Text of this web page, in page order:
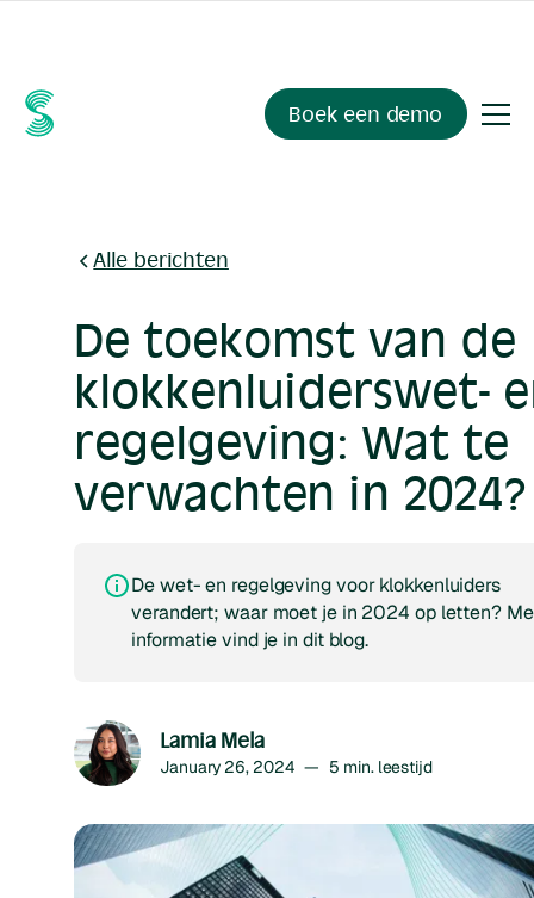
Boek een demo
Alle berichten
De toekomst van de
klokkenluiderswet-
regelgeving: Wat te
verwachten in 2024?
De wet- en regelgeving voor klokkenluiders
verandert; waar moet je in 2024 op letten?
informatie vind je in dit blog.
Lamia Mela
January 26, 2024 — 5 min. leestijd